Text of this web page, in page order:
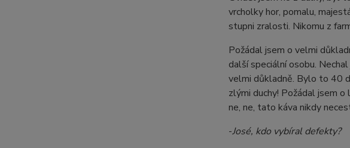
vrcholky hor, pomalu,
stupni zralosti. Nikomu z
Požádal jsem o velmi
další speciální osobu.
velmi důkladně. Bylo to 40
zlými duchy! Požádal jsem
ne, ne, tato káva nikdy
-José, kdo vybíral defekty?